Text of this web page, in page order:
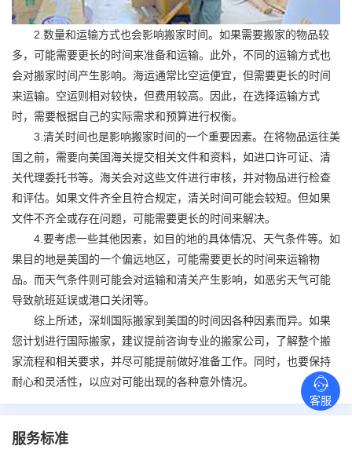
2.数量和运输方式也会影响搬家时间。如果需要搬家的物品较
多，可能需要更长的时间来准备和运输。此外，不同的运输方式也
会对搬家时间产生影响。海运通常比空运便宜，但需要更长的时间
来运输。空运则相对较快，但费用较高。因此，在选择运输方式
时，需要根据自己的实际需求和预算进行权衡。
3.清关时间也是影响搬家时间的一个重要因素。在将物品运往美
国之前，需要向美国海关提交相关文件和资料，如进口许可证、清
关代理委托书等。海关会对这些文件进行审核，并对物品进行检查
和评估。如果文件齐全且符合规定，清关时间可能会较短。但如果
文件不齐全或存在问题，可能需要更长的时间来解决。
4.要考虑一些其他因素，如目的地的具体情况、天气条件等。如
果目的地是美国的一个偏远地区，可能需要更长的时间来运输物
品。而天气条件则可能会对运输和清关产生影响，如恶劣天气可能
导致航班延误或港口关闭等。
综上所述，深圳 国际搬家到美国的时间因各种因素而异。如果
您计划进行国际搬家，建议提前咨询专业的搬家公司，了解整个搬
家流程和相关要求，并尽可能提前做好准备工作。同时，也要保持
耐心和灵活性，以应对可能出现的各种意外情况。
服务标准
客服